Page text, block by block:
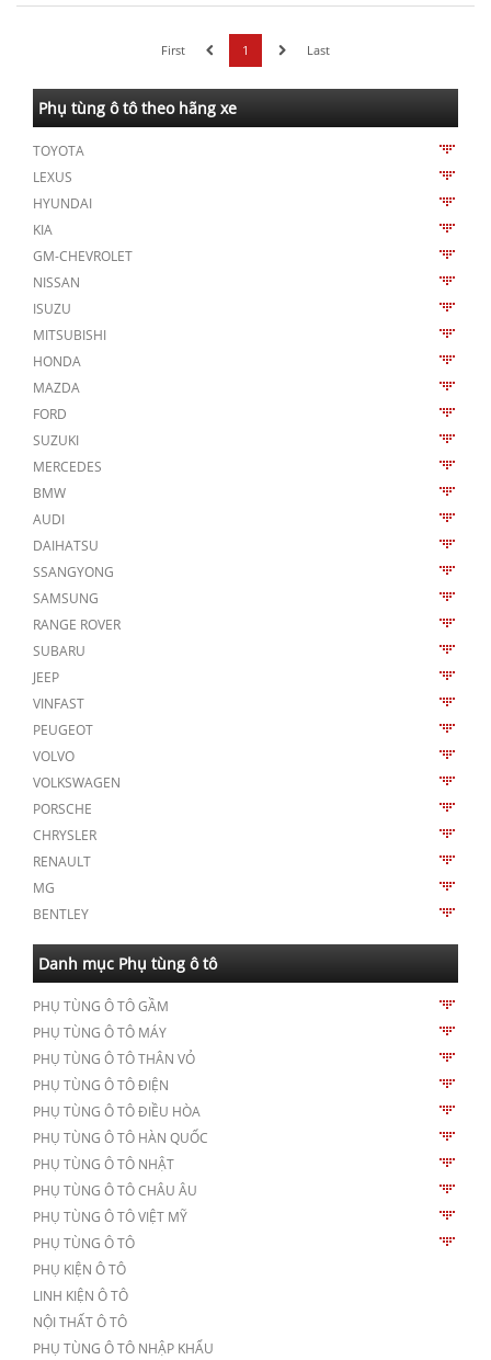
First 1 Last
Phụ tùng ô tô theo hãng xe
TOYOTA
LEXUS
HYUNDAI
KIA
GM-CHEVROLET
NISSAN
ISUZU
MITSUBISHI
HONDA
MAZDA
FORD
SUZUKI
MERCEDES
BMW
AUDI
DAIHATSU
SSANGYONG
SAMSUNG
RANGE ROVER
SUBARU
JEEP
VINFAST
PEUGEOT
VOLVO
VOLKSWAGEN
PORSCHE
CHRYSLER
RENAULT
MG
BENTLEY
Danh mục Phụ tùng ô tô
PHỤ TÙNG Ô TÔ GẦM
PHỤ TÙNG Ô TÔ MÁY
PHỤ TÙNG Ô TÔ THÂN VỎ
PHỤ TÙNG Ô TÔ ĐIỆN
PHỤ TÙNG Ô TÔ ĐIỀU HÒA
PHỤ TÙNG Ô TÔ HÀN QUỐC
PHỤ TÙNG Ô TÔ NHẬT
PHỤ TÙNG Ô TÔ CHÂU ÂU
PHỤ TÙNG Ô TÔ VIỆT MỸ
PHỤ TÙNG Ô TÔ
PHỤ KIỆN Ô TÔ
LINH KIỆN Ô TÔ
NỘI THẤT Ô TÔ
PHỤ TÙNG Ô TÔ NHẬP KHẨU